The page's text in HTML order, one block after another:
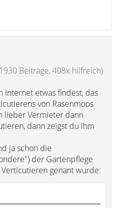
Beiträge, 408x hilfreich)
Internet etwas findest, das
von Rasenmoos
lieber Vermieter dann
dann zeigst du ihm
ja schon die
der Gartenpflege
genant wurde: